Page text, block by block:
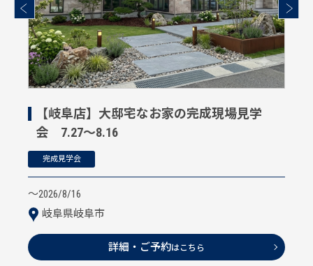
【岐阜店】大邸宅なお家の完成現場見学
会 7.27～8.16
完成見学会
〜2026/8/16
岐阜県岐阜市
詳細・ご予約はこちら